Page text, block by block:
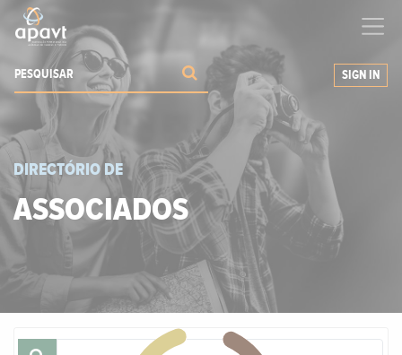
a expandir os seus negócios
SIGN IN
DIRECTÓRIO DE
ASSOCIADOS